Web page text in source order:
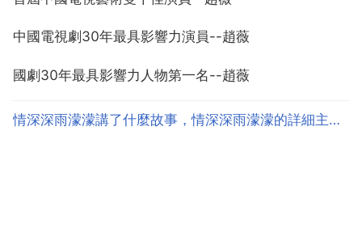
中國電視劇30年最具影響力演員--趙薇
國劇30年最具影響力人物第一名--趙薇
情深深雨濛濛講了什麼故事，情深深雨濛濛的詳細主要內容是什麼